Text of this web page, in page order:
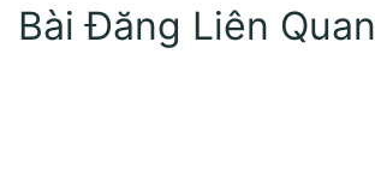
Bài Đăng Liên Quan